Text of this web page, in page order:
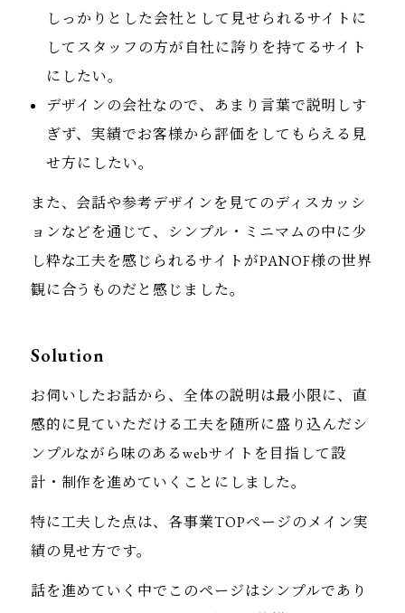
しっかりとした会社として見せられるサイトに
してスタッフの方が自社に誇りを持てるサイト
にしたい。
デザインの会社なので、あまり言葉で説明しす
ぎず、実績でお客様から評価をしてもらえる見
せ方にしたい。
また、会話や参考デザインを見てのディスカッシ
ョンなどを通じて、シンプル・ミニマムの中に少
し粋な工夫を感じられるサイトがPANOF様の世界
観に合うものだと感じました。
Solution
お伺いしたお話から、全体の説明は最小限に、直
感的に見ていただける工夫を随所に盛り込んだシ
ンプルながら味のあるwebサイトを目指して設
計・制作を進めていくことにしました。
特に工夫した点は、各事業TOPページのメイン実
績の見せ方です。
話を進めていく中でこのページはシンプルであり